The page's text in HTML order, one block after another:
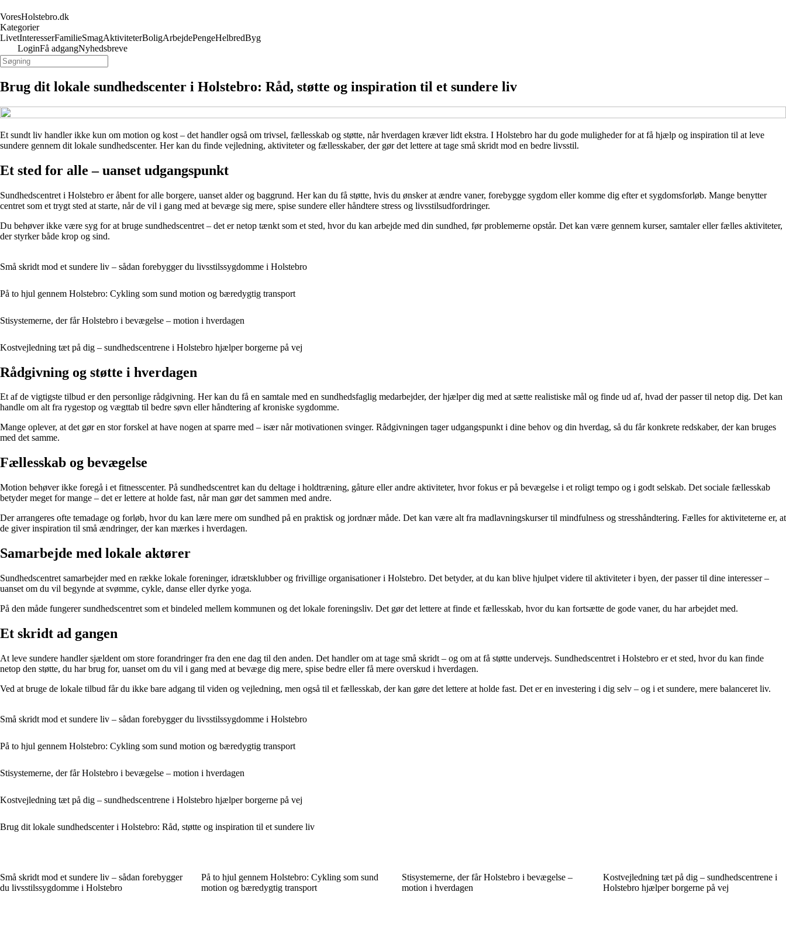
VoresHolstebro.dk
Kategorier
LivetInteresserFamilieSmagAktiviteterBoligArbejdePengeHelbredByg
LoginFå adgangNyhedsbreve
Brug dit lokale sundhedscenter i Holstebro: Råd, støtte og inspiration til et sundere liv
Et sundt liv handler ikke kun om motion og kost – det handler også om trivsel, fællesskab og støtte, når hverdagen kræver lidt ekstra. I Holstebro har du gode muligheder for at få hjælp og inspiration til at leve
sundere gennem dit lokale sundhedscenter. Her kan du finde vejledning, aktiviteter og fællesskaber, der gør det lettere at tage små skridt mod en bedre livsstil.
Et sted for alle – uanset udgangspunkt
Sundhedscentret i Holstebro er åbent for alle borgere, uanset alder og baggrund. Her kan du få støtte, hvis du ønsker at ændre vaner, forebygge sygdom eller komme dig efter et sygdomsforløb. Mange benytter
centret som et trygt sted at starte, når de vil i gang med at bevæge sig mere, spise sundere eller håndtere stress og livsstilsudfordringer.
Du behøver ikke være syg for at bruge sundhedscentret – det er netop tænkt som et sted, hvor du kan arbejde med din sundhed, før problemerne opstår. Det kan være gennem kurser, samtaler eller fælles aktiviteter,
der styrker både krop og sind.
Små skridt mod et sundere liv – sådan forebygger du livsstilssygdomme i Holstebro
På to hjul gennem Holstebro: Cykling som sund motion og bæredygtig transport
Stisystemerne, der får Holstebro i bevægelse – motion i hverdagen
Kostvejledning tæt på dig – sundhedscentrene i Holstebro hjælper borgerne på vej
Rådgivning og støtte i hverdagen
Et af de vigtigste tilbud er den personlige rådgivning. Her kan du få en samtale med en sundhedsfaglig medarbejder, der hjælper dig med at sætte realistiske mål og finde ud af, hvad der passer til netop dig. Det kan
handle om alt fra rygestop og vægttab til bedre søvn eller håndtering af kroniske sygdomme.
Mange oplever, at det gør en stor forskel at have nogen at sparre med – især når motivationen svinger. Rådgivningen tager udgangspunkt i dine behov og din hverdag, så du får konkrete redskaber, der kan bruges
med det samme.
Fællesskab og bevægelse
Motion behøver ikke foregå i et fitnesscenter. På sundhedscentret kan du deltage i holdtræning, gåture eller andre aktiviteter, hvor fokus er på bevægelse i et roligt tempo og i godt selskab. Det sociale fællesskab
betyder meget for mange – det er lettere at holde fast, når man gør det sammen med andre.
Der arrangeres ofte temadage og forløb, hvor du kan lære mere om sundhed på en praktisk og jordnær måde. Det kan være alt fra madlavningskurser til mindfulness og stresshåndtering. Fælles for aktiviteterne er, at
de giver inspiration til små ændringer, der kan mærkes i hverdagen.
Samarbejde med lokale aktører
Sundhedscentret samarbejder med en række lokale foreninger, idrætsklubber og frivillige organisationer i Holstebro. Det betyder, at du kan blive hjulpet videre til aktiviteter i byen, der passer til dine interesser –
uanset om du vil begynde at svømme, cykle, danse eller dyrke yoga.
På den måde fungerer sundhedscentret som et bindeled mellem kommunen og det lokale foreningsliv. Det gør det lettere at finde et fællesskab, hvor du kan fortsætte de gode vaner, du har arbejdet med.
Et skridt ad gangen
At leve sundere handler sjældent om store forandringer fra den ene dag til den anden. Det handler om at tage små skridt – og om at få støtte undervejs. Sundhedscentret i Holstebro er et sted, hvor du kan finde
netop den støtte, du har brug for, uanset om du vil i gang med at bevæge dig mere, spise bedre eller få mere overskud i hverdagen.
Ved at bruge de lokale tilbud får du ikke bare adgang til viden og vejledning, men også til et fællesskab, der kan gøre det lettere at holde fast. Det er en investering i dig selv – og i et sundere, mere balanceret liv.
Små skridt mod et sundere liv – sådan forebygger du livsstilssygdomme i Holstebro
På to hjul gennem Holstebro: Cykling som sund motion og bæredygtig transport
Stisystemerne, der får Holstebro i bevægelse – motion i hverdagen
Kostvejledning tæt på dig – sundhedscentrene i Holstebro hjælper borgerne på vej
Brug dit lokale sundhedscenter i Holstebro: Råd, støtte og inspiration til et sundere liv
Små skridt mod et sundere liv – sådan forebygger
du livsstilssygdomme i Holstebro
På to hjul gennem Holstebro: Cykling som sund
motion og bæredygtig transport
Stisystemerne, der får Holstebro i bevægelse –
motion i hverdagen
Kostvejledning tæt på dig – sundhedscentrene i
Holstebro hjælper borgerne på vej